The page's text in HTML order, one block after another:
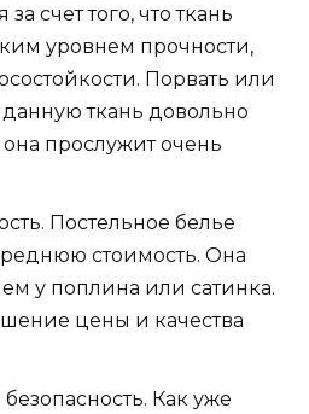
счет того, что ткань
уровнем прочности,
Порвать или
ткань довольно
прослужит очень
Постельное белье
стоимость. Она
у поплина или сатинка.
цены и качества
Как уже